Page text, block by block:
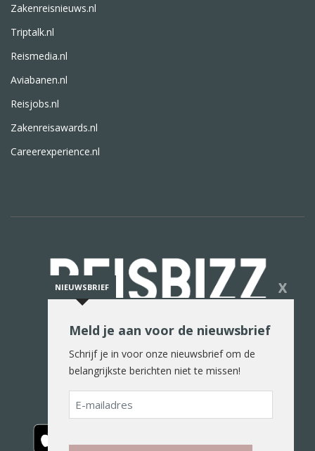
Zakenreisnieuws.nl
Triptalk.nl
Reismedia.nl
Aviabanen.nl
Reisjobs.nl
Zakenreisawards.nl
Careerexperience.nl
De reiswereld in woord en beeld
NIEUWSBRIEF X
Meld je aan voor de nieuwsbrief
Schrijf je in voor onze nieuwsbrief om de
belangrijkste berichten niet te missen!
E-
mailadres